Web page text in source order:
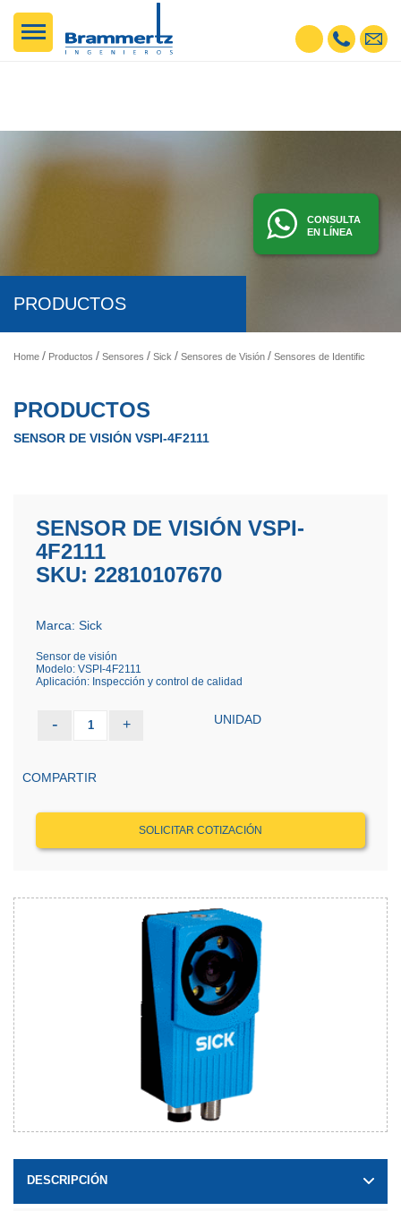
CONSULTA
EN LÍNEA
PRODUCTOS
Home Productos Sensores Sick Sensores de Visión Sensores de Identificación y Visión
PRODUCTOS
SENSOR DE VISIÓN VSPI-4F2111
SENSOR DE VISIÓN VSPI-
4F2111
SKU: 22810107670
Marca: Sick
Sensor de visión
Modelo: VSPI-4F2111
Aplicación: Inspección y control de calidad
- 1 + UNIDAD
COMPARTIR
SOLICITAR COTIZACIÓN
DESCRIPCIÓN